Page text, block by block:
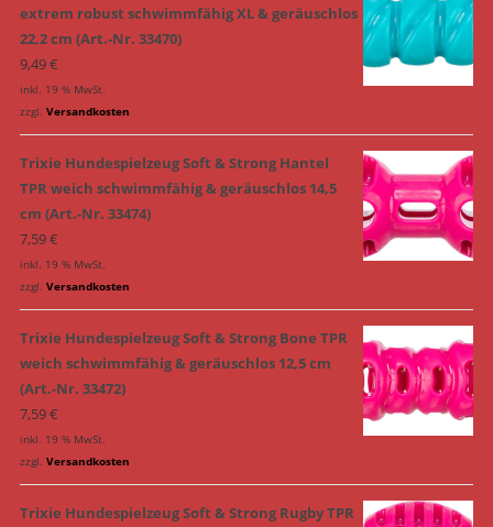
extrem robust schwimmfähig XL & geräuschlos
22,2 cm (Art.-Nr. 33470)
9,49€
inkl. 19 % MwSt.
zzgl. Versandkosten
Trixie Hundespielzeug Soft & Strong Hantel
TPR weich schwimmfähig & geräuschlos 14,5
cm (Art.-Nr. 33474)
7,59€
inkl. 19 % MwSt.
zzgl. Versandkosten
Trixie Hundespielzeug Soft & Strong Bone TPR
weich schwimmfähig & geräuschlos 12,5 cm
(Art.-Nr. 33472)
7,59€
inkl. 19 % MwSt.
zzgl. Versandkosten
Trixie Hundespielzeug Soft & Strong Rugby TPR